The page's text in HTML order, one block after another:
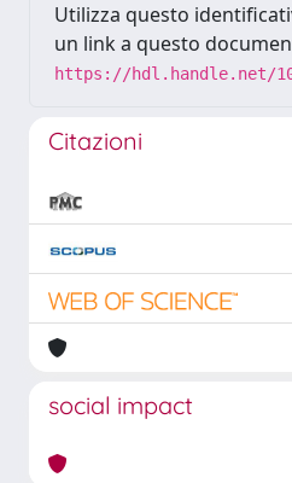
Utilizza questo
un link a questo
https://hdl.handle.net/
Citazioni
social impact